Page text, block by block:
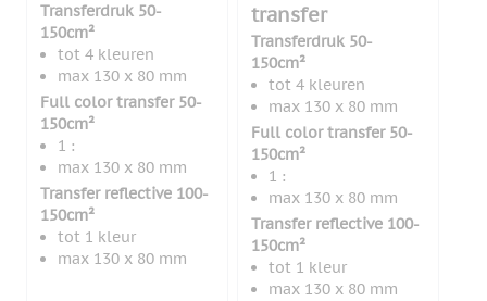
Transferdruk 50-
150cm²
tot 4 kleuren
max 130 x 80 mm
Full color transfer 50-
150cm²
1 :
max 130 x 80 mm
Transfer reflective 100-
150cm²
tot 1 kleur
max 130 x 80 mm
transfer
Transferdruk 50-
150cm²
tot 4 kleuren
max 130 x 80 mm
Full color transfer 50-
150cm²
1 :
max 130 x 80 mm
Transfer reflective 100-
150cm²
tot 1 kleur
max 130 x 80 mm